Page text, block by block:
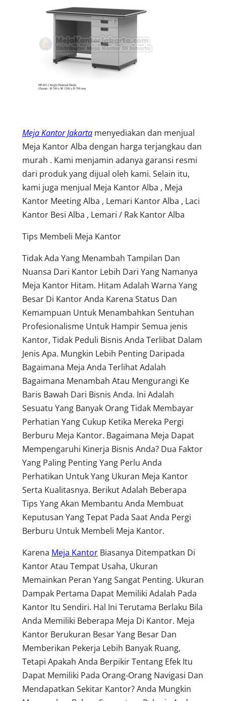
Meja Kantor Jakarta menyediakan dan menjual
Meja Kantor Alba dengan harga terjangkau dan
murah . Kami menjamin adanya garansi resmi
dari produk yang dijual oleh kami. Selain itu,
kami juga menjual Meja Kantor Alba , Meja
Kantor Meeting Alba , Lemari Kantor Alba , Laci
Kantor Besi Alba , Lemari / Rak Kantor Alba
Tips Membeli Meja Kantor
Tidak Ada Yang Menambah Tampilan Dan
Nuansa Dari Kantor Lebih Dari Yang Namanya
Meja Kantor Hitam. Hitam Adalah Warna Yang
Besar Di Kantor Anda Karena Status Dan
Kemampuan Untuk Menambahkan Sentuhan
Profesionalisme Untuk Hampir Semua jenis
Kantor, Tidak Peduli Bisnis Anda Terlibat Dalam
Jenis Apa. Mungkin Lebih Penting Daripada
Bagaimana Meja Anda Terlihat Adalah
Bagaimana Menambah Atau Mengurangi Ke
Baris Bawah Dari Bisnis Anda. Ini Adalah
Sesuatu Yang Banyak Orang Tidak Membayar
Perhatian Yang Cukup Ketika Mereka Pergi
Berburu Meja Kantor. Bagaimana Meja Dapat
Mempengaruhi Kinerja Bisnis Anda? Dua Faktor
Yang Paling Penting Yang Perlu Anda
Perhatikan Untuk Yang Ukuran Meja Kantor
Serta Kualitasnya. Berikut Adalah Beberapa
Tips Yang Akan Membantu Anda Membuat
Keputusan Yang Tepat Pada Saat Anda Pergi
Berburu Untuk Membeli Meja Kantor.
Karena Meja Kantor Biasanya Ditempatkan Di
Kantor Atau Tempat Usaha, Ukuran
Memainkan Peran Yang Sangat Penting. Ukuran
Dampak Pertama Dapat Memiliki Adalah Pada
Kantor Itu Sendiri. Hal Ini Terutama Berlaku Bila
Anda Memiliki Beberapa Meja Di Kantor. Meja
Kantor Berukuran Besar Yang Besar Dan
Memberikan Pekerja Lebih Banyak Ruang,
Tetapi Apakah Anda Berpikir Tentang Efek Itu
Dapat Memiliki Pada Orang-Orang Navigasi Dan
Mendapatkan Sekitar Kantor? Anda Mungkin